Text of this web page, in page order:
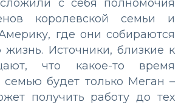
с себя полномочия
королевской семьи и
где они собираются
жизнь. Источники, близкие к
что какое-то время
семью будет только Меган –
получить работу до тех